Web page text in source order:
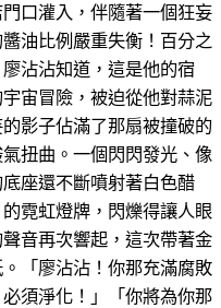
口灌入，伴隨著一個狂妄
油比例嚴重失衡！百分之
沾沾知道，這是他的宿
宙冒險，被迫從他對蒜泥
影子佔滿了那扇被撞破的
扭曲。一個閃閃發光、像
座還不斷噴射著白色醋
霓虹燈牌，閃爍得讓人眼
音再次響起，這次帶著金
「廖沾沾！你那充滿腐敗
須淨化！」「你將為你那